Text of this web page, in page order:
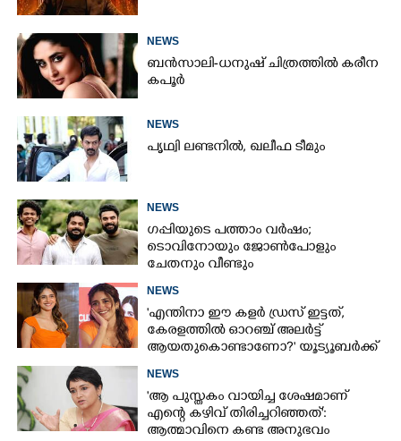
NEWS
ബൻസാലി-ധനുഷ് ചിത്രത്തിൽ കരീന
കപൂർ
NEWS
പൃഥ്വി ലണ്ടനിൽ, ഖലീഫ ടീമും
NEWS
ഗപ്പിയുടെ പത്താം വർഷം;​
ടൊവിനോയും ജോൺപോളും
ചേതനും വീണ്ടും
NEWS
'എന്തിനാ ഈ കളർ ഡ്രസ് ഇട്ടത്,
കേരളത്തിൽ ഓറഞ്ച് അല‌ർട്ട്
ആയതുകൊണ്ടാണോ?' യൂട്യൂബർക്ക്
NEWS
'ആ പുസ്തകം വായിച്ച ശേഷമാണ്
എന്റെ കഴിവ് തിരിച്ചറിഞ്ഞത്':
ആത്മാവിനെ കണ്ട അനുഭവം